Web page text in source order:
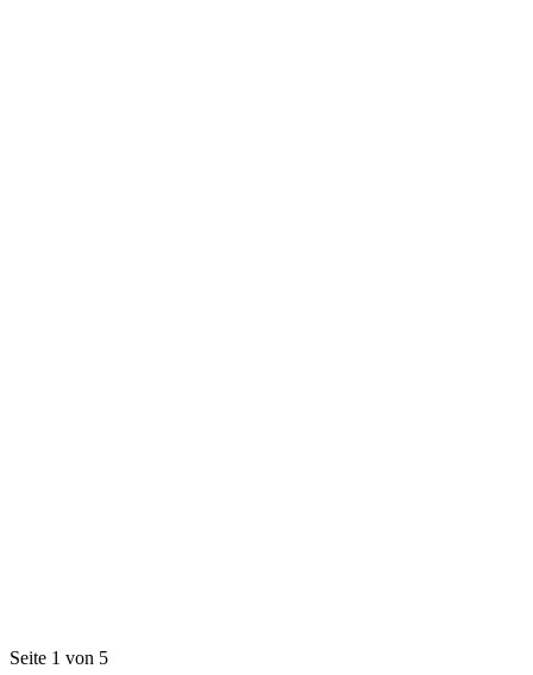
Seite 1 von 5